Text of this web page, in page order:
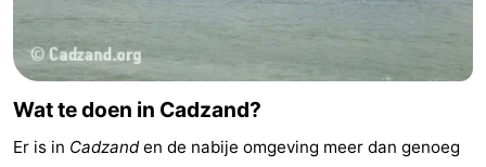
Wat te doen in Cadzand?
Er is in Cadzanden de nabije omgeving meer dan genoeg